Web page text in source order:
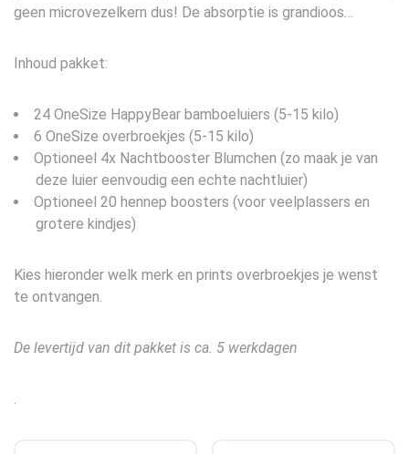
geen microvezelkern dus! De absorptie is grandioos…
Inhoud pakket:
24 OneSize HappyBear bamboeluiers (5-15 kilo)
6 OneSize overbroekjes (5-15 kilo)
Optioneel 4x Nachtbooster Blumchen (zo maak je van
deze luier eenvoudig een echte nachtluier)
Optioneel 20 hennep boosters (voor veelplassers en
grotere kindjes)
Kies hieronder welk merk en prints overbroekjes je wenst
te ontvangen.
De levertijd van dit pakket is ca. 5 werkdagen
.